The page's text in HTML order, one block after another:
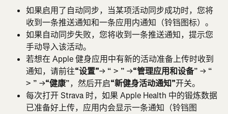
如果启用了自动同步，当某项活动同步成功时，您将
收到一条推送通知和一条应用内通知（铃铛图标）。
如果自动同步失败，您将收到一条推送通知，提示您
手动导入该活动。
若想在 Apple 健身应用中有新的活动准备上传时收到
通知，请前往“设置”→ “ > ” →“管理应用和设备” → “
> ” →“健康”，然后开启“新健身活动通知”开关。
每次打开 Strava 时，如果 Apple Health 中的锻炼数据
已准备好上传，应用内会显示一条通知（铃铛图